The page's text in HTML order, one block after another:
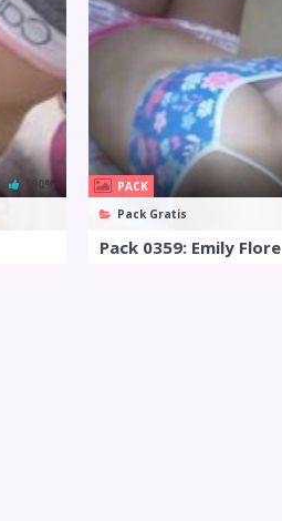
100%
PACK
Pack Gratis
Pack 0359: Emily Flore